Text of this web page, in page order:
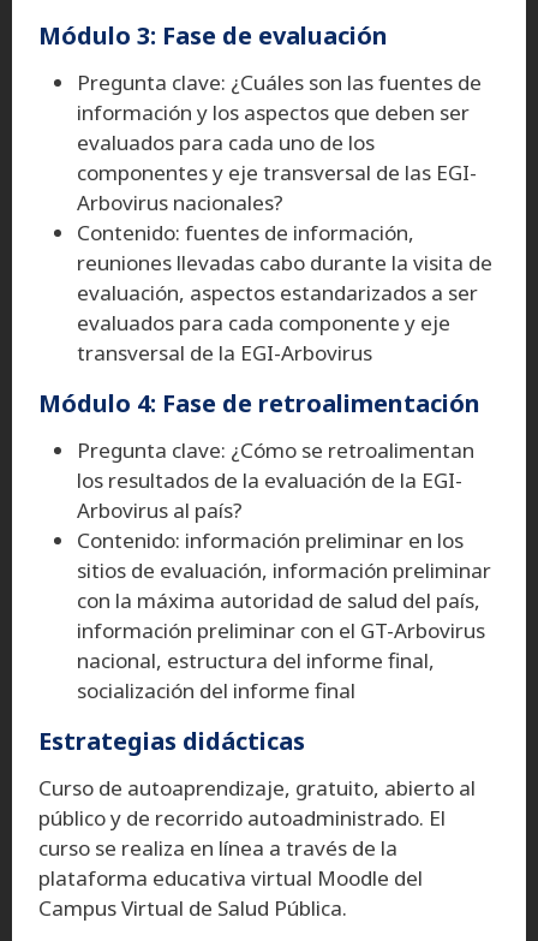
Módulo 3: Fase de evaluación
Pregunta clave: ¿Cuáles son las fuentes de
información y los aspectos que deben ser
evaluados para cada uno de los
componentes y eje transversal de las EGI-
Arbovirus nacionales?
Contenido: fuentes de información,
reuniones llevadas cabo durante la visita de
evaluación, aspectos estandarizados a ser
evaluados para cada componente y eje
transversal de la EGI-Arbovirus
Módulo 4: Fase de retroalimentación
Pregunta clave: ¿Cómo se retroalimentan
los resultados de la evaluación de la EGI-
Arbovirus al país?
Contenido: información preliminar en los
sitios de evaluación, información preliminar
con la máxima autoridad de salud del país,
información preliminar con el GT-Arbovirus
nacional, estructura del informe final,
socialización del informe final
Estrategias didácticas
Curso de autoaprendizaje, gratuito, abierto al
público y de recorrido autoadministrado. El
curso se realiza en línea a través de la
plataforma educativa virtual Moodle del
Campus Virtual de Salud Pública.